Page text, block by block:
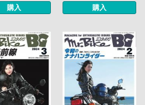
購入 購入